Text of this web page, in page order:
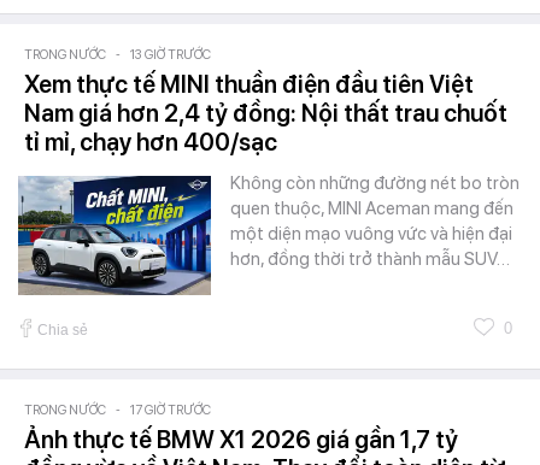
TRONG NƯỚC - 13 GIỜ TRƯỚC
Xem thực tế MINI thuần điện đầu tiên Việt
Nam giá hơn 2,4 tỷ đồng: Nội thất trau chuốt
tỉ mỉ, chạy hơn 400/sạc
Không còn những đường nét bo tròn
quen thuộc, MINI Aceman mang đến
một diện mạo vuông vức và hiện đại
hơn, đồng thời trở thành mẫu SUV…
Chia sẻ 0
TRONG NƯỚC - 17 GIỜ TRƯỚC
Ảnh thực tế BMW X1 2026 giá gần 1,7 tỷ